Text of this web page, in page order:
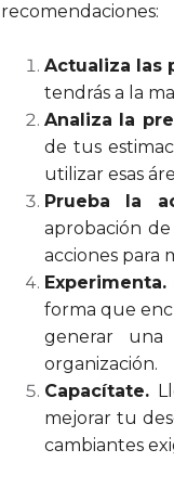
recomendaciones:
Actualiza las
tendrás a la
Analiza la
de tus
utilizar esas
Prueba la
aprobación
acciones para
Experimenta.
forma que
generar una
organización.
Capacítate.
mejorar tu
cambiantes